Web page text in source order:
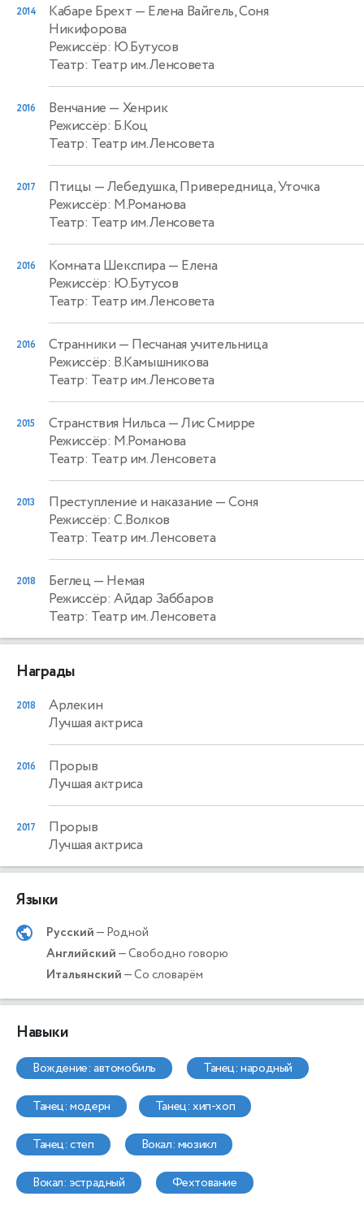
2014 Кабаре Брехт — Елена Вайгель, Соня
Никифорова
Режиссёр: Ю.Бутусов
Театр: Театр им.Ленсовета
2016 Венчание — Хенрик
Режиссёр: Б.Коц
Театр: Театр им.Ленсовета
2017 Птицы — Лебедушка, Привередница, Уточка
Режиссёр: М.Романова
Театр: Театр им.Ленсовета
2016 Комната Шекспира — Елена
Режиссёр: Ю.Бутусов
Театр: Театр им.Ленсовета
2016 Странники — Песчаная учительница
Режиссёр: В.Камышникова
Театр: Театр им.Ленсовета
2015 Странствия Нильса — Лис Смирре
Режиссёр: М.Романова
Театр: Театр им. Ленсовета
2013 Преступление и наказание — Соня
Режиссёр: С.Волков
Театр: Театр им. Ленсовета
2018 Беглец — Немая
Режиссёр: Айдар Заббаров
Театр: Театр им. Ленсовета
Награды
2018
Арлекин
Лучшая актриса
2016
Прорыв
Лучшая актриса
2017
Прорыв
Лучшая актриса
Языки
Русский— Родной
Английский— Свободно говорю
Итальянский— Со словарём
Навыки
вождение: автомобиль танец: народный
танец: модерн танец: хип-хоп
танец: степ вокал: мюзикл
вокал: эстрадный фехтование